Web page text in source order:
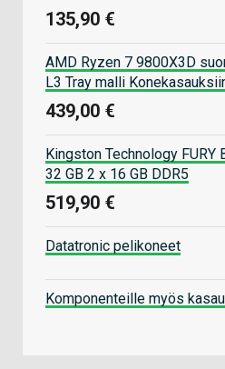
135,90 €
AMD Ryzen 7 9800X3D
L3 Tray malli
439,00 €
Kingston Technology
32 GB 2 x 16 GB DDR5
519,90 €
Datatronic pelikoneet
Komponenteille myös